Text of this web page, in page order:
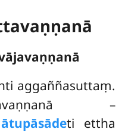
aggaññasuttaṃ.
–
ti ettha